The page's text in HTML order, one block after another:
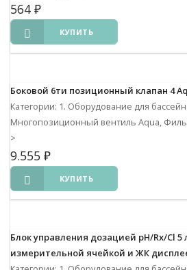
564 ₽
КУПИТЬ
Боковой 6ти позиционный клапан 4
Категории: 1. Оборудование для
Многопозиционный вентиль Aqua,
>
9.555 ₽
КУПИТЬ
Блок управления дозацией pH/Rx/Cl 5
измерительной ячейкой и ЖК